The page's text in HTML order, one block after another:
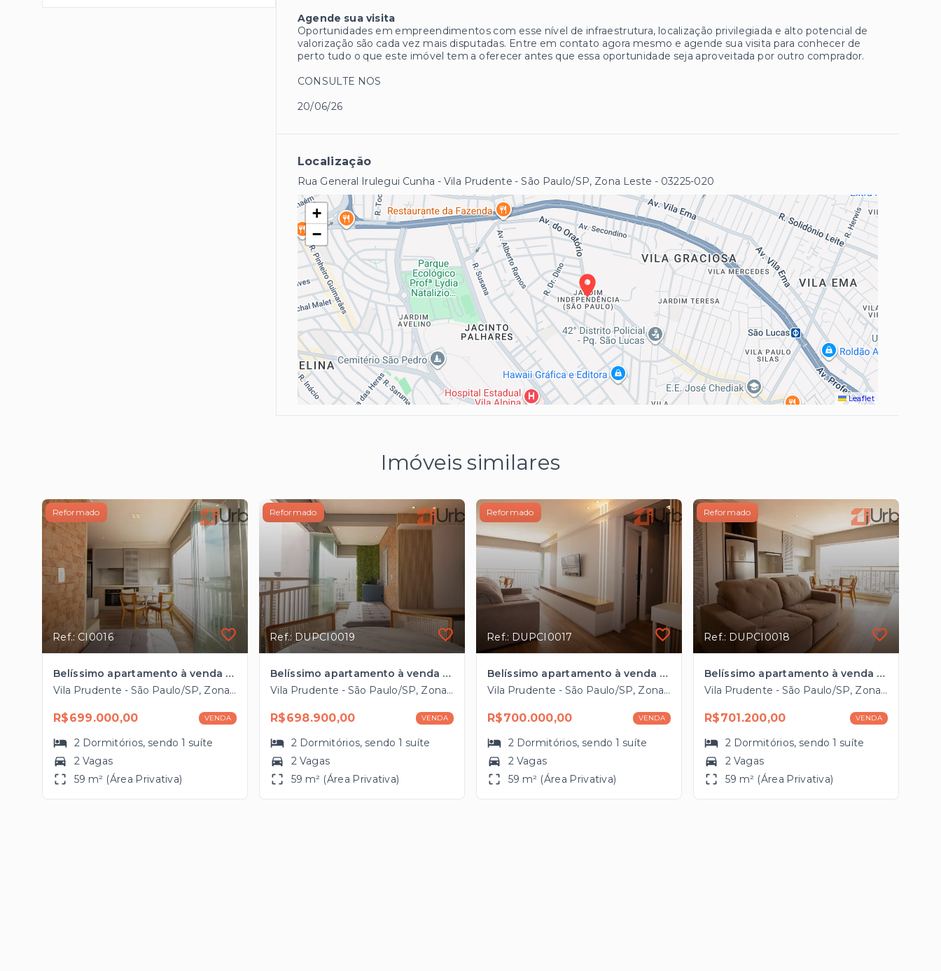
Agende sua visita
Oportunidades em empreendimentos com esse nível de infraestrutura, localização privilegiada e alto potencial de
valorização são cada vez mais disputadas. Entre em contato agora mesmo e agende sua visita para conhecer de
perto tudo o que este imóvel tem a oferecer antes que essa oportunidade seja aproveitada por outro comprador.
CONSULTE NOS
20/06/26
Localização
Rua General Irulegui Cunha - Vila Prudente - São Paulo/SP, Zona Leste - 03225-020
+
−
Leaflet
Imóveis similares
Reformado
Ref.: CI0016
Belíssimo apartamento à venda na Vila Prudente com 59m², 2 vagas próximo ao Metrô
Vila Prudente - São Paulo/SP, Zona Leste
R$699.000,00 VENDA
2 Dormitórios, sendo1 suíte
2 Vagas
59 m² (Área Privativa)
Reformado
Ref.: DUPCI0019
Belíssimo apartamento à venda na Vila Prudente com 59m², 2 vagas próximo ao Metrô
Vila Prudente - São Paulo/SP, Zona Leste
R$698.900,00 VENDA
2 Dormitórios, sendo1 suíte
2 Vagas
59 m² (Área Privativa)
Reformado
Ref.: DUPCI0017
Belíssimo apartamento à venda na Vila Prudente com 59m², 2 vagas próximo ao Metrô
Vila Prudente - São Paulo/SP, Zona Leste
R$700.000,00 VENDA
2 Dormitórios, sendo1 suíte
2 Vagas
59 m² (Área Privativa)
Reformado
Ref.: DUPCI0018
Belíssimo apartamento à venda na Vila Prudente com 59m², 2 vagas próximo ao Metrô
Vila Prudente - São Paulo/SP, Zona Leste
R$701.200,00 VENDA
2 Dormitórios, sendo1 suíte
2 Vagas
59 m² (Área Privativa)